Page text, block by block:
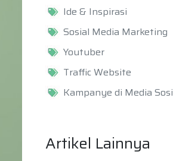
Ide & Inspirasi
Sosial Media Marketing
Youtuber
Traffic Website
Kampanye di Media
Artikel Lainnya